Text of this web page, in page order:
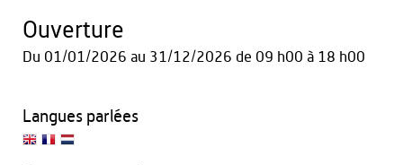
Ouverture
Du 01/01/2026 au 31/12/2026 de 09 h00 à 18 h00
Langues parlées